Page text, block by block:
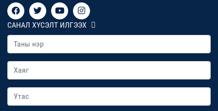
САНАЛ ХҮСЭЛТ ИЛГЭЭХ